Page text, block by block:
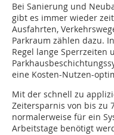
Bei Sanierung und
gibt es immer wieder
Ausfahrten,
Parkraum zählen dazu.
Regel lange Sperrzeiten
eine Kosten-Nutzen-
Mit der schnell zu
Zeitersparnis von bis zu
normalerweise für ein
Arbeitstage benötigt